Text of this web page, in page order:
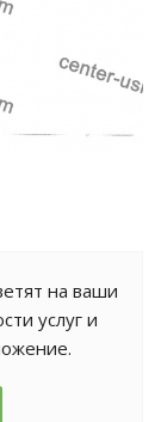
на ваши
услуг и